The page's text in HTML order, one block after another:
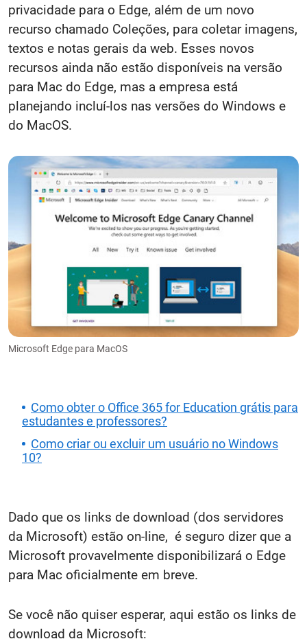
privacidade para o Edge, além de um novo
recurso chamado Coleções, para coletar imagens,
textos e notas gerais da web. Esses novos
recursos ainda não estão disponíveis na versão
para Mac do Edge, mas a empresa está
planejando incluí-los nas versões do Windows e
do MacOS.
Microsoft Edge para MacOS
Como obter o Office 365 for Education grátis para
estudantes e professores?
Como criar ou excluir um usuário no Windows
10?
Dado que os links de download (dos servidores
da Microsoft) estão on-line, é seguro dizer que a
Microsoft provavelmente disponibilizará o Edge
para Mac oficialmente em breve.
Se você não quiser esperar, aqui estão os links de
download da Microsoft: